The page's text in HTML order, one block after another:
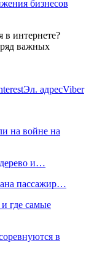
бизнесов
в интернете?
важных
Эл. адресViber
на войне на
дерево и…
пассажир…
где самые
в